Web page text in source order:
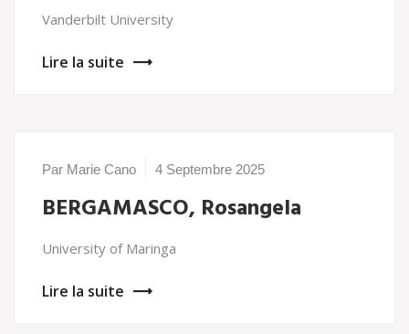
Vanderbilt University
Lire la suite
Par Marie Cano 4 Septembre 2025
BERGAMASCO, Rosangela
University of Maringa
Lire la suite